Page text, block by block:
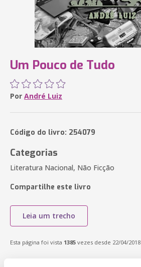
Um Pouco de Tudo
Por André Luiz
Código do livro: 254079
Categorias
Literatura Nacional, Não Ficção
Compartilhe este livro
Leia um trecho
Esta página foi vista 1385 vezes desde 22/04/2018